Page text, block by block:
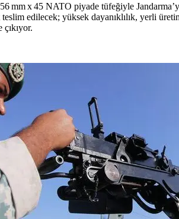
mm x 45 NATO piyade tüfeğiyle
teslim edilecek; yüksek dayanıklılık, yerli